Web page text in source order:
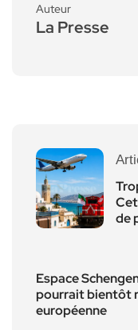
Auteur
La Presse
de
Espace
pourrait bientôt
européenne